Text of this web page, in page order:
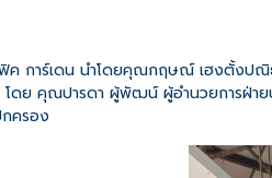
ค การ์เดน นำโดยคุณกฤษณ์ เฮงตั้งปณิ
ดย คุณปารดา ผู้พัฒน์ ผู้อำนวยการฝ่าย
ครอง